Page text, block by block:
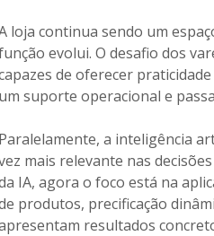
loja continua sendo um
evolui. O desafio dos
de oferecer
um suporte operacional e
Paralelamente, a inteligência
mais relevante nas
IA, agora o foco está na
produtos, precificação
resultados